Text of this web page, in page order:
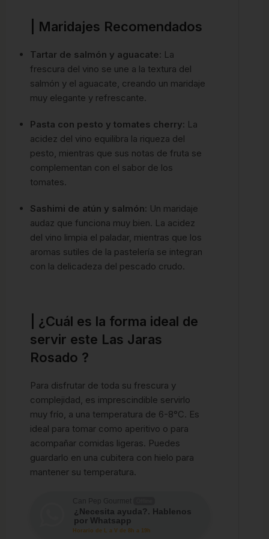
| Maridajes Recomendados
Tartar de salmón y aguacate: La
frescura del vino se une a la textura del
salmón y el aguacate, creando un maridaje
muy elegante y refrescante.
Pasta con pesto y tomates cherry: La
acidez del vino equilibra la riqueza del
pesto, mientras que sus notas de fruta se
complementan con el sabor de los
tomates.
Sashimi de atún y salmón: Un maridaje
audaz que funciona muy bien. La acidez
del vino limpia el paladar, mientras que los
aromas sutiles de la pastelería se integran
con la delicadeza del pescado crudo.
| ¿Cuál es la forma ideal de
servir este Las Jaras
Rosado ?
Para disfrutar de toda su frescura y
complejidad, es imprescindible servirlo
muy frío, a una temperatura de 6-8°C. Es
ideal para tomar como aperitivo o para
acompañar comidas ligeras. Puedes
guardarlo en una cubitera con hielo para
mantener su temperatura.
Can Pep Gourmet
¿Necesita ayuda?. Hablenos
por Whatsapp
Horario de L a V de 8h a 19h